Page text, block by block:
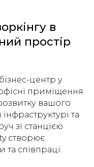
в
простір
центр у
приміщення
вашого
та
зі станцією
створює
співпраці.